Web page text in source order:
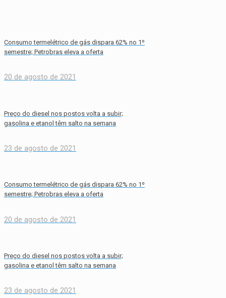
Consumo termelétrico de gás dispara 62% no 1º
semestre; Petrobras eleva a oferta
20 de agosto de 2021
Preço do diesel nos postos volta a subir;
gasolina e etanol têm salto na semana
23 de agosto de 2021
Consumo termelétrico de gás dispara 62% no 1º
semestre; Petrobras eleva a oferta
20 de agosto de 2021
Preço do diesel nos postos volta a subir;
gasolina e etanol têm salto na semana
23 de agosto de 2021